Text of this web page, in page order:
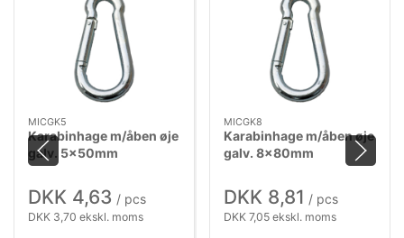
MICGK5
Karabinhage m/åben øje
galv. 5×50mm
DKK 4,63 / pcs
DKK 3,70 ekskl. moms
MICGK8
Karabinhage m/åben øje
galv. 8×80mm
DKK 8,81 / pcs
DKK 7,05 ekskl. moms